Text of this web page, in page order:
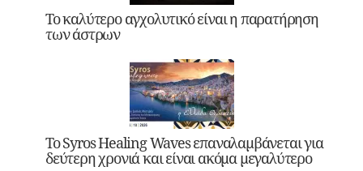
Το καλύτερο αγχολυτικό είναι η παρατήρηση
των άστρων
Το Syros Healing Waves επαναλαμβάνεται για
δεύτερη χρονιά και είναι ακόμα μεγαλύτερο